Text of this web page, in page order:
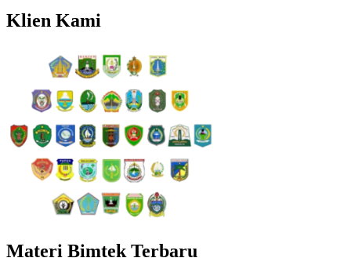
Klien Kami
Materi Bimtek Terbaru